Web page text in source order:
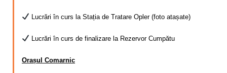
Lucrări în curs la Stația de Tratare Opler (foto atașate)
Lucrări în curs de finalizare la Rezervor Cumpătu
Orașul Comarnic